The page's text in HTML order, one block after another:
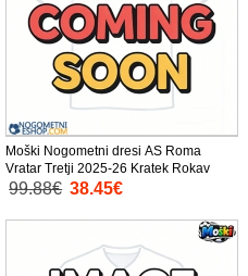
Moški Nogometni dresi AS Roma
Vratar Tretji 2025-26 Kratek Rokav
99.88€ 38.45€